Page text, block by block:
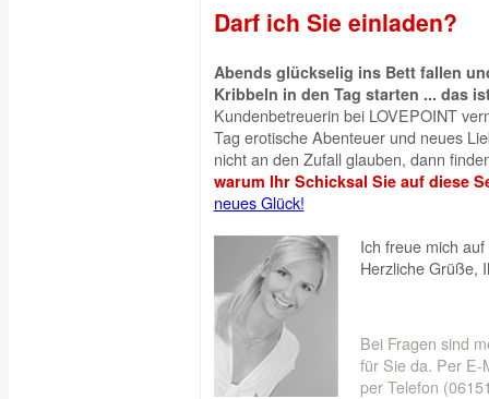
Darf ich Sie einladen?
Abends glückselig ins Bett fallen
Kribbeln in den Tag starten ... das
Kundenbetreuerin bei LOVEPOINT
Tag erotische Abenteuer und neues
nicht an den Zufall glauben, dann
warum Ihr Schicksal Sie auf diese
neues Glück!
Ich freue mich auf
Herzliche Grüße,
Bei Fragen sind
für Sie da. Per E-
per Telefon